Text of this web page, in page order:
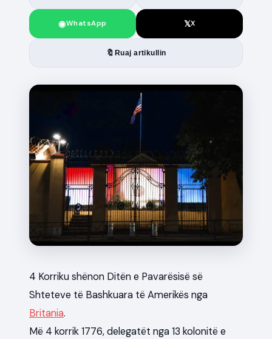
◉WhatsApp 𝕏X
🔖 Ruaj artikullin
4 Korriku shënon Ditën e Pavarësisë së
Shteteve të Bashkuara të Amerikës nga
Britania.
Më 4 korrik 1776, delegatët nga 13 kolonitë e